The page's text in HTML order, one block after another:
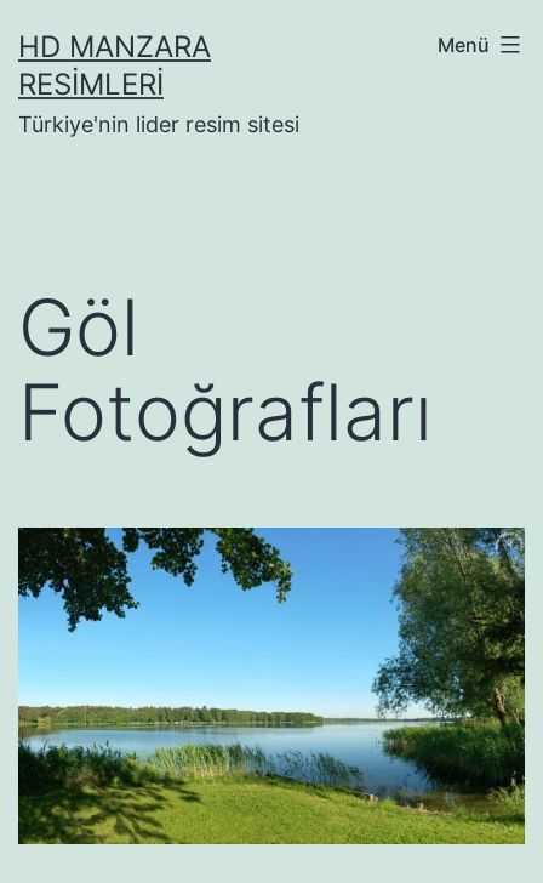
geçHD MANZARA
RESIMLERI
Türkiye'nin lider resim sitesi
Menü
Göl
Fotoğrafları